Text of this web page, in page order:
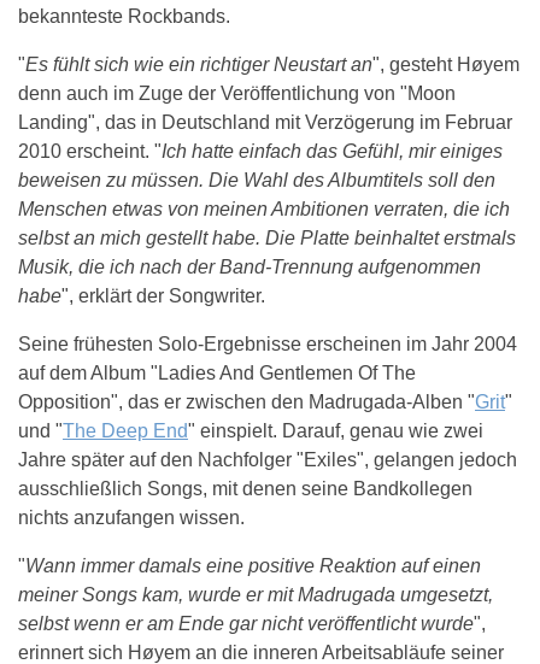
bekannteste Rockbands.
"Es fühlt sich wie ein richtiger Neustart an", gesteht Høyem
denn auch im Zuge der Veröffentlichung von "Moon
Landing", das in Deutschland mit Verzögerung im Februar
2010 erscheint. "Ich hatte einfach das Gefühl, mir einiges
beweisen zu müssen. Die Wahl des Albumtitels soll den
Menschen etwas von meinen Ambitionen verraten, die ich
selbst an mich gestellt habe. Die Platte beinhaltet erstmals
Musik, die ich nach der Band-Trennung aufgenommen
habe", erklärt der Songwriter.
Seine frühesten Solo-Ergebnisse erscheinen im Jahr 2004
auf dem Album "Ladies And Gentlemen Of The
Opposition", das er zwischen den Madrugada-Alben "Grit"
und "The Deep End" einspielt. Darauf, genau wie zwei
Jahre später auf den Nachfolger "Exiles", gelangen jedoch
ausschließlich Songs, mit denen seine Bandkollegen
nichts anzufangen wissen.
"Wann immer damals eine positive Reaktion auf einen
meiner Songs kam, wurde er mit Madrugada umgesetzt,
selbst wenn er am Ende gar nicht veröffentlicht wurde",
erinnert sich Høyem an die inneren Arbeitsabläufe seiner